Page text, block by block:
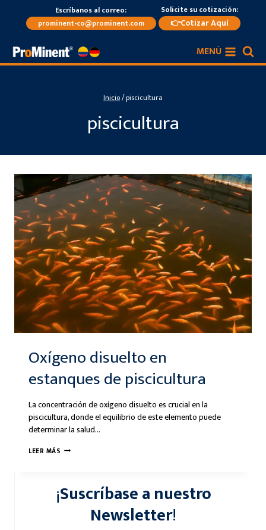
contenido
Escríbanos al correo:
prominent-co@prominent.com
Solicite su cotización:
👉Cotizar Aquí
MENÚ
Inicio/piscicultura
piscicultura
Oxígeno disuelto en
estanques de piscicultura
La concentración de oxígeno disuelto es crucial en la
piscicultura, donde el equilibrio de este elemento puede
determinar la salud…
LEER MÁS OXÍGENO
ESTANQUES
DE
PISCICULTURA
¡Suscríbase a nuestro
Newsletter!